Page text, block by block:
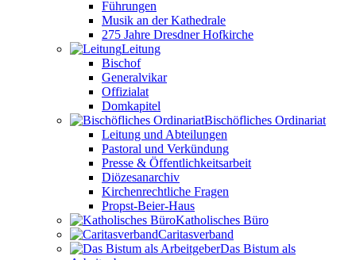
Führungen
Musik an der Kathedrale
275 Jahre Dresdner Hofkirche
Leitung
Bischof
Generalvikar
Offizialat
Domkapitel
Bischöfliches Ordinariat
Leitung und Abteilungen
Pastoral und Verkündung
Presse & Öffentlichkeitsarbeit
Diözesanarchiv
Kirchenrechtliche Fragen
Propst-Beier-Haus
Katholisches Büro
Caritasverband
Das Bistum als